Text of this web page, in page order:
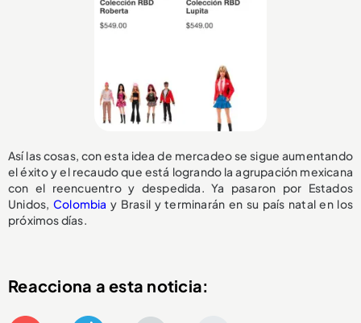
Así las cosas, con esta idea de mercadeo se sigue aumentando
el éxito y el recaudo que está logrando la agrupación mexicana
con el reencuentro y despedida. Ya pasaron por Estados
Unidos, Colombia y Brasil y terminarán en su país natal en los
próximos días.
Reacciona a esta noticia: